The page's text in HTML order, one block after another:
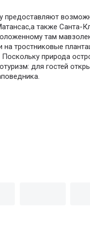
предоставляют
также Санта-
там
тростниковые
природа
для гостей